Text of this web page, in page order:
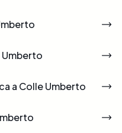
a Colle Umberto